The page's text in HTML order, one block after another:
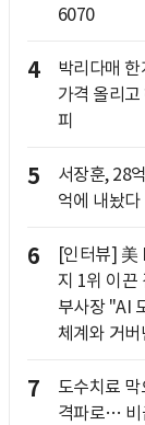
6070
4
박리다매
가격 올리고
피
5
서장훈, 28
억에 내놨다
6
[인터뷰] 美
지 1위 이끈
부사장 "AI
체계와 거
7
도수치료
격파로… 비